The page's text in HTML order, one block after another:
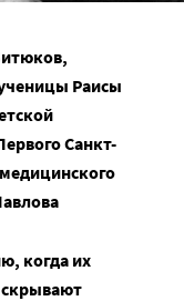
Раисы
Санкт-
когда их
скрывают